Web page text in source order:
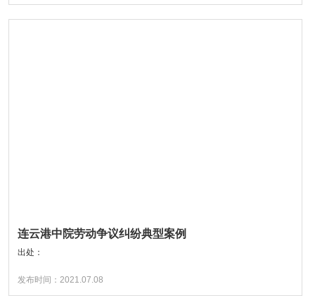
连云港中院劳动争议纠纷典型案例
出处：
发布时间：2021.07.08